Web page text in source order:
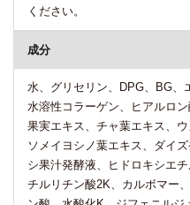
ください。
成分
水、グリセリン、DPG、BG、
水溶性コラーゲン、ヒアルロ
果実エキス、チャ葉エキス、
ソメイヨシノ葉エキス、ダイ
シ果汁発酵液、ヒドロキシエ
チルリチン酸2K、カルボマー